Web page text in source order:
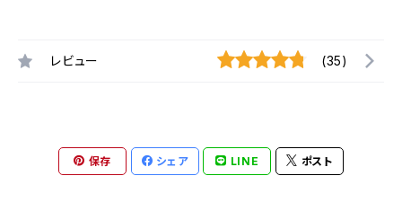
レビュー (35)
保存 シェア LINE ポスト